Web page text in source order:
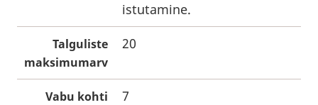
istutamine.
Talguliste
maksimumarv
20
Vabu kohti 7